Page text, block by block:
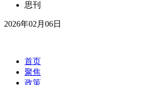
思刊
2026年02月06日
首页
聚焦
政策